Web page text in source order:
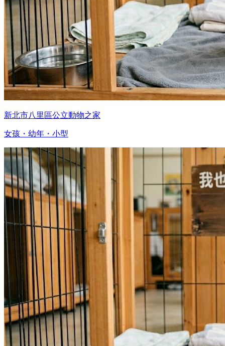
新北市八里區公立動物之家
女孩・幼年・小型